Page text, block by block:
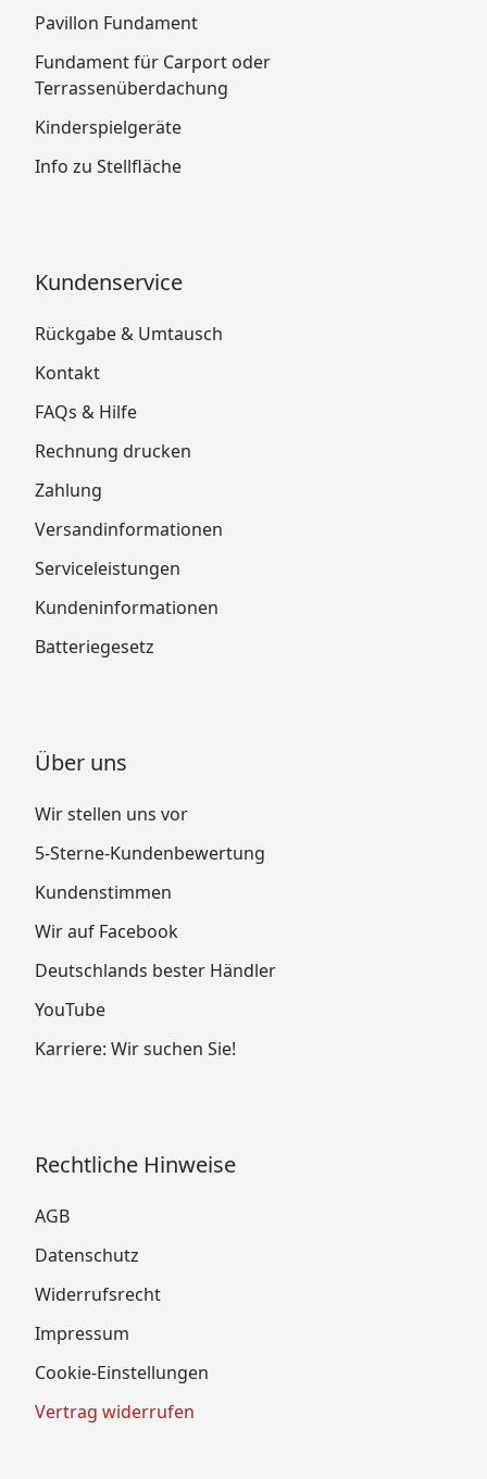
Pavillon Fundament
Fundament für Carport oder
Terrassenüberdachung
Kinderspielgeräte
Info zu Stellfläche
Kundenservice
Rückgabe & Umtausch
Kontakt
FAQs & Hilfe
Rechnung drucken
Zahlung
Versandinformationen
Serviceleistungen
Kundeninformationen
Batteriegesetz
Über uns
Wir stellen uns vor
5-Sterne-Kundenbewertung
Kundenstimmen
Wir auf Facebook
Deutschlands bester Händler
YouTube
Karriere: Wir suchen Sie!
Rechtliche Hinweise
AGB
Datenschutz
Widerrufsrecht
Impressum
Cookie-Einstellungen
Vertrag widerrufen